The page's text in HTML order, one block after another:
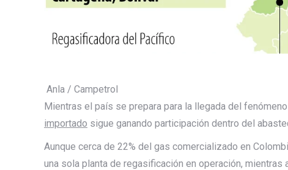
Anla / Campetrol
Mientras el país se prepara para la llegada del
importado sigue ganando participación dentro del
Aunque cerca de 22% del gas comercializado en
una sola planta de regasificación en operación,